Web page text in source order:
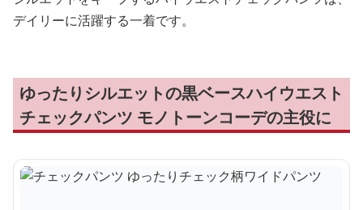
デイリーに活躍する一着です。
ゆったりシルエットの黒ベースハイウエスト
チェックパンツ モノトーンコーデの主役に